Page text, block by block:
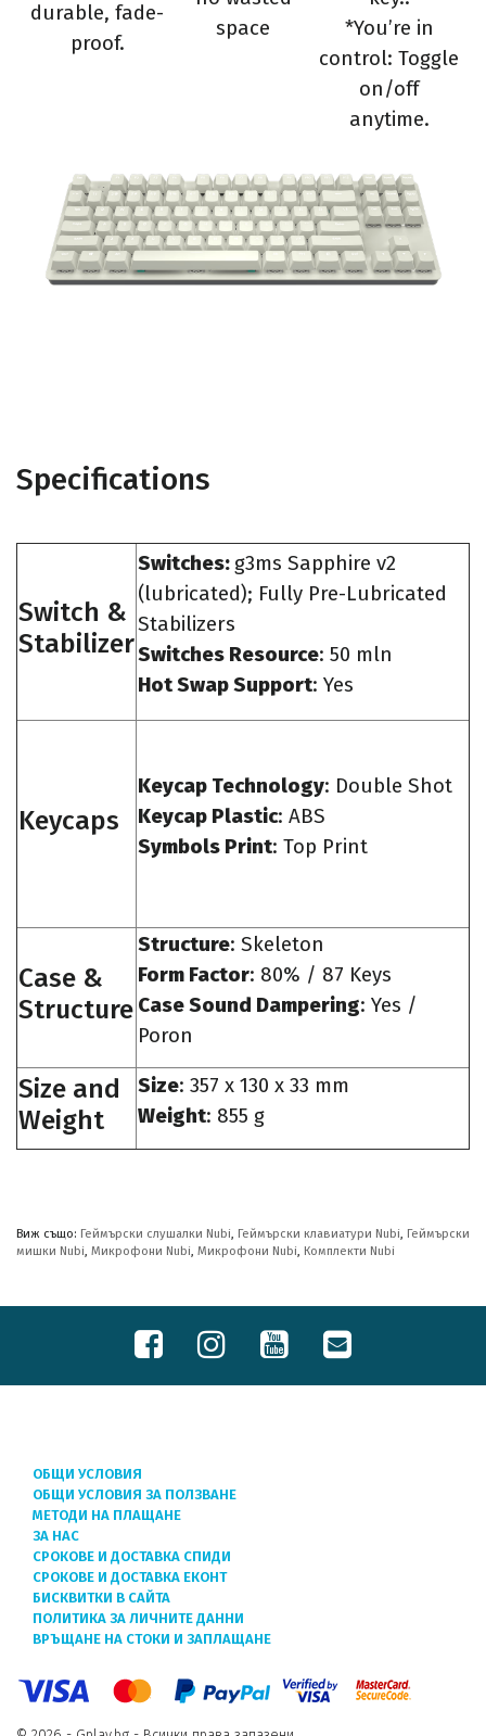
durable, fade-
proof.
space
*You’re in
control: Toggle
on/off
anytime.
Specifications
Switch &
Stabilizer
Switches: g3ms Sapphire v2
(lubricated); Fully Pre-Lubricated
Stabilizers
Switches Resource: 50 mln
Hot Swap Support: Yes
Keycaps
Keycap Technology: Double Shot
Keycap Plastic: ABS
Symbols Print: Top Print
Case &
Structure
Structure: Skeleton
Form Factor: 80% / 87 Keys
Case Sound Dampering: Yes /
Poron
Size and
Weight
Size: 357 x 130 x 33 mm
Weight: 855 g
Виж също: Геймърски слушалки Nubi, Геймърски клавиатури Nubi, Геймърски
мишки Nubi, Микрофони Nubi, Микрофони Nubi, Комплекти Nubi
ОБЩИ УСЛОВИЯ
ОБЩИ УСЛОВИЯ ЗА ПОЛЗВАНЕ
МЕТОДИ НА ПЛАЩАНЕ
ЗА НАС
СРОКОВЕ И ДОСТАВКА СПИДИ
СРОКОВЕ И ДОСТАВКА ЕКОНТ
БИСКВИТКИ В САЙТА
ПОЛИТИКА ЗА ЛИЧНИТЕ ДАННИ
ВРЪЩАНЕ НА СТОКИ И ЗАПЛАЩАНЕ